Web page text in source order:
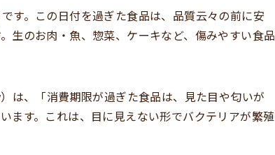
す。この日付を過ぎた食品は、品質云々の前に安
生のお肉・魚、惣菜、ケーキなど、傷みやすい食品
は、「消費期限が過ぎた食品は、見た目や匂いが
ます。これは、目に見えない形でバクテリアが繁殖